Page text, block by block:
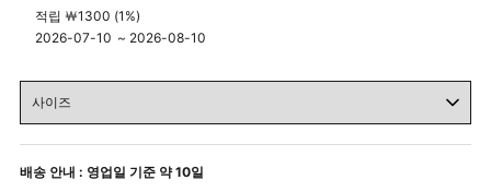
적립 ￦1300 (1%)
2026-07-10 ~ 2026-08-10
배송 안내 : 영업일 기준 약 10일